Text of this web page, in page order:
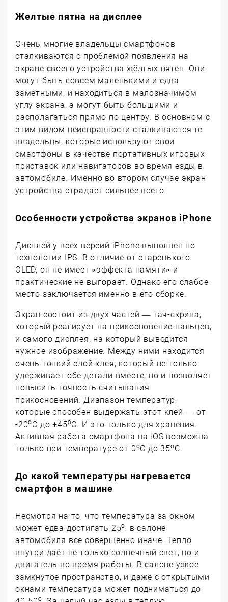
Желтые пятна на дисплее
Очень многие владельцы смартфонов
сталкиваются с проблемой появления на
экране своего устройства жёлтых пятен. Они
могут быть совсем маленькими и едва
заметными, и находиться в малозначимом
углу экрана, а могут быть большими и
располагаться прямо по центру. В основном с
этим видом неисправности сталкиваются те
владельцы, которые используют свои
смартфоны в качестве портативных игровых
приставок или навигаторов во время езды в
автомобиле. Именно во втором случае экран
устройства страдает сильнее всего.
Особенности устройства экранов iPhone
Дисплей у всех версий iPhone выполнен по
технологии IPS. В отличие от старенького
OLED, он не имеет «эффекта памяти» и
практические не выгорает. Однако его слабое
место заключается именно в его сборке.
Экран состоит из двух частей — тач-скрина,
который реагирует на прикосновение пальцев,
и самого дисплея, на который выводится
нужное изображение. Между ними находится
очень тонкий слой клея, который не только
удерживает обе детали вместе, но и позволяет
повысить точность считывания
прикосновений. Диапазон температур,
которые способен выдержать этот клей — от
-20оC до +45оC. И это только для хранения.
Активная работа смартфона на iOS возможна
только при температуре от 0оC до 35оC.
До какой температуры нагревается
смартфон в машине
Несмотря на то, что температура за окном
может едва достигать 25о, в салоне
автомобиля всё совершенно иначе. Тепло
внутри даёт не только солнечный свет, но и
двигатель во время работы. В салоне узкое
замкнутое пространство, и даже с открытыми
окнами температура может подниматься до
о